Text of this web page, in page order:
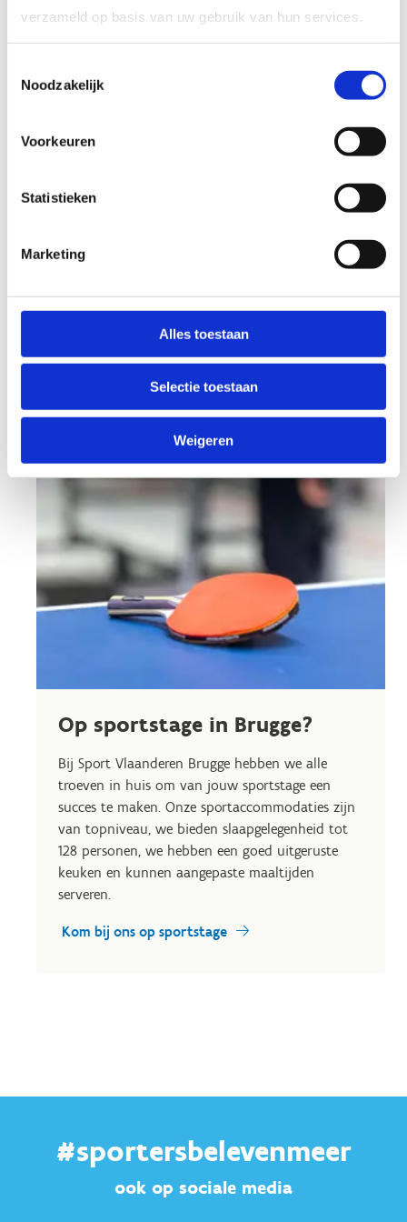
verzameld op basis van uw gebruik van hun services.
Noodzakelijk
Voorkeuren
Statistieken
Marketing
Alles toestaan
Selectie toestaan
Weigeren
Op sportstage in Brugge?
Bij Sport Vlaanderen Brugge hebben we alle
troeven in huis om van jouw sportstage een
succes te maken. Onze sportaccommodaties zijn
van topniveau, we bieden slaapgelegenheid tot
128 personen, we hebben een goed uitgeruste
keuken en kunnen aangepaste maaltijden
serveren.
Kom bij ons op sportstage
#sportersbelevenmeer
ook op sociale media